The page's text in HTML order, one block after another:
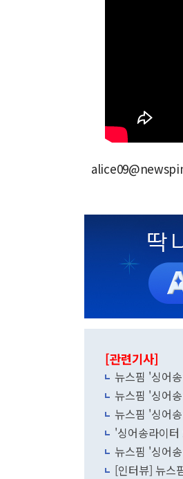
[관련기사]
뉴스핌 '싱어
뉴스핌 '싱어
뉴스핌 '싱어
'싱어송라이
뉴스핌 '싱어
[인터뷰] 뉴스